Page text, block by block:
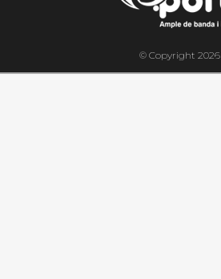
© Copyright 2026